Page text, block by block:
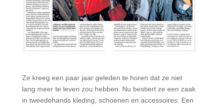
Ze kreeg een paar jaar geleden te horen dat ze niet
lang meer te leven zou hebben. Nu bestiert ze een zaak
in tweedehands kleding, schoenen en accessoires. Een